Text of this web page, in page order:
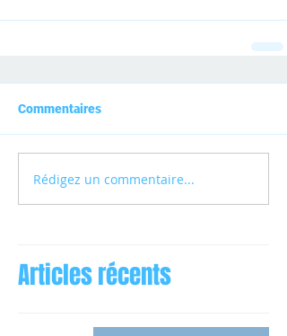
Commentaires
Rédigez un commentaire...
Articles récents